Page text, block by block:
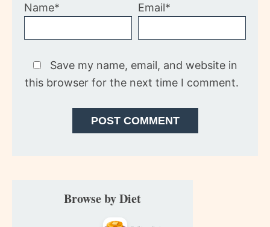
Name* Email*
Save my name, email, and website in
this browser for the next time I comment.
Primary
SidebarBrowse by Diet